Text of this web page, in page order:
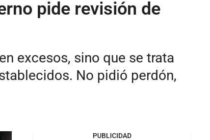
pide revisión de
excesos, sino que se trata
No pidió perdón,
PUBLICIDAD